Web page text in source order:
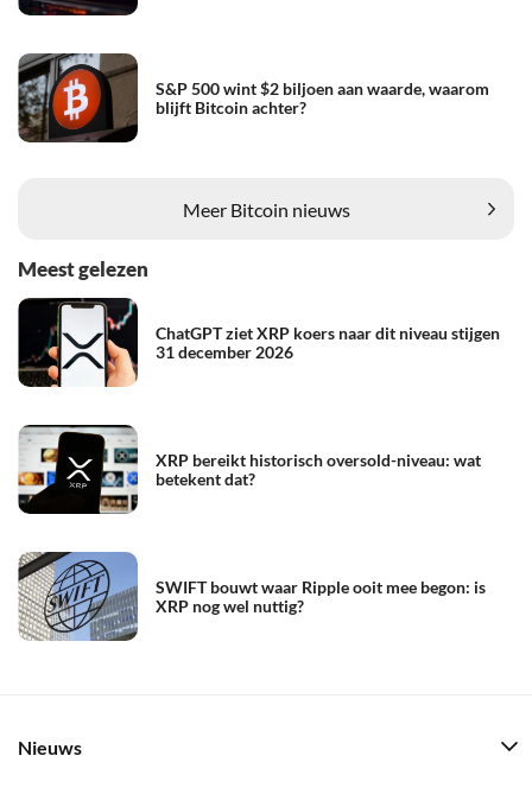
S&P 500 wint $2 biljoen aan waarde, waarom
blijft Bitcoin achter?
Meer Bitcoin nieuws
Meest gelezen
ChatGPT ziet XRP koers naar dit niveau stijgen
31 december 2026
XRP bereikt historisch oversold-niveau: wat
betekent dat?
SWIFT bouwt waar Ripple ooit mee begon: is
XRP nog wel nuttig?
Nieuws